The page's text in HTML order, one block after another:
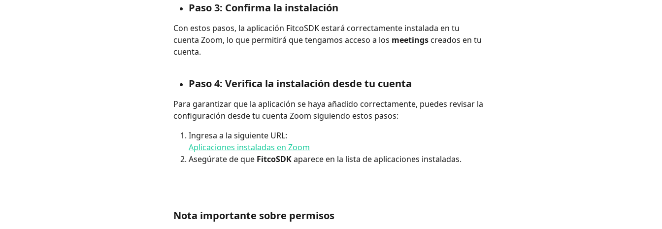
Paso 3: Confirma la instalación
Con estos pasos, la aplicación FitcoSDK estará correctamente instalada en tu
cuenta Zoom, lo que permitirá que tengamos acceso a los meetings creados en tu
cuenta.
Paso 4: Verifica la instalación desde tu cuenta
Para garantizar que la aplicación se haya añadido correctamente, puedes revisar la
configuración desde tu cuenta Zoom siguiendo estos pasos:
Ingresa a la siguiente URL:
Aplicaciones instaladas en Zoom
Asegúrate de que FitcoSDK aparece en la lista de aplicaciones instaladas.
Nota importante sobre permisos